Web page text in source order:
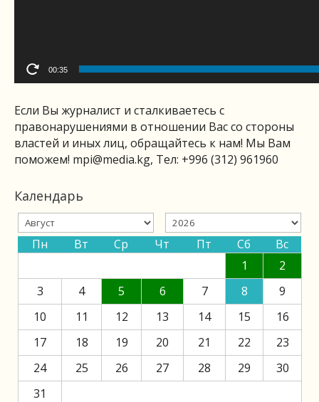
00:35
Если Вы журналист и сталкиваетесь с
правонарушениями в отношении Вас со стороны
властей и иных лиц, обращайтесь к нам! Мы Вам
поможем! mpi@media.kg, Тел: +996 (312) 961960
Календарь
Пн Вт Ср Чт Пт Сб
Вс
1
2
3
4 5 6 7 8
9
10
11 12 13 14 15
16
17
18 19 20 21 22
23
24
25 26 27 28 29
30
31